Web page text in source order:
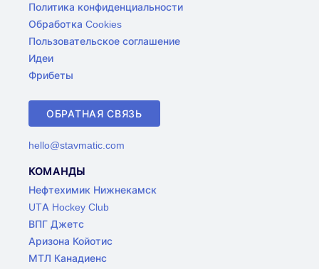
Политика конфиденциальности
Обработка Cookies
Пользовательское соглашение
Идеи
Фрибеты
ОБРАТНАЯ СВЯЗЬ
hello@stavmatic.com
КОМАНДЫ
Нефтехимик Нижнекамск
UTA Hockey Club
ВПГ Джетс
Аризона Койотис
МТЛ Канадиенс